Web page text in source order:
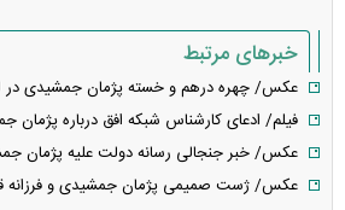
خبرهای مرتبط
عکس/ چهره درهم و خسته پژمان جمشیدی
فیلم/ ادعای کارشناس شبکه افق درباره پژمان
عکس/ خبر جنجالی رسانه دولت علیه پژمان
عکس/ ژست صمیمی پژمان جمشیدی و فرزانه